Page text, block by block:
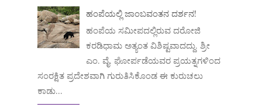
ಹಂಪೆಯಲ್ಲಿ ಜಾಂಬವಂತನ ದರ್ಶನ!
ಹಂಪೆಯ ಸಮೀಪದಲ್ಲಿರುವ ದರೋಜಿ
ಕರಡಿಧಾಮ ಅತ್ಯಂತ ವಿಶಿಷ್ಟವಾದದ್ದು. ಶ್ರೀ
ಎಂ. ವೈ. ಘೋರ್ಪಡೆಯವರ ಪ್ರಯತ್ನಗಳಿಂದ
ಸಂರಕ್ಷಿತ ಪ್ರದೇಶವಾಗಿ ಗುರುತಿಸಿಕೊಂಡ ಈ ಕುರುಚಲು
ಕಾಡು...